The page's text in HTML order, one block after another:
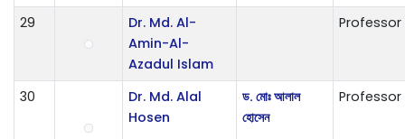
29
Dr. Md. Al-
Amin-Al-
Azadul Islam
Professor
30
Dr. Md. Alal
Hosen
ড. মোঃ আলাল
হোসেন
Professor